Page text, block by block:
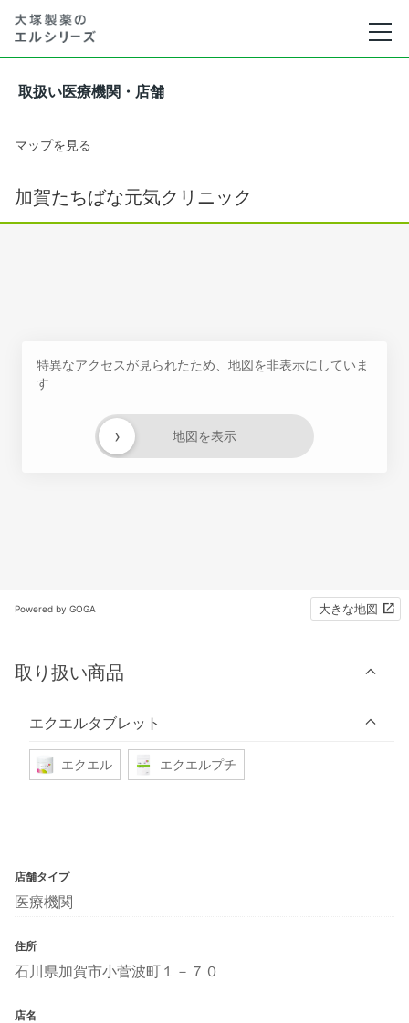
取扱い医療機関・店舗
マップを見る
加賀たちばな元気クリニック
特異なアクセスが見られたため、地図を非表示にしていま
す
地図を表示
›
Powered by GOGA 大きな地図
取り扱い商品
エクエルタブレット
エクエル エクエルプチ
店舗タイプ
医療機関
住所
石川県加賀市小菅波町１－７０
店名